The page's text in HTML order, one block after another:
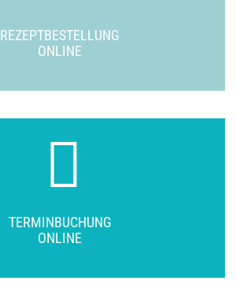
REZEPTBESTELLUNG
ONLINE
TERMINBUCHUNG
ONLINE